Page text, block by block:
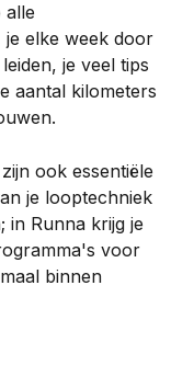
alle
je elke week door
je veel tips
aantal kilometers
zijn ook essentiële
je looptechniek
in Runna krijg je
voor
binnen